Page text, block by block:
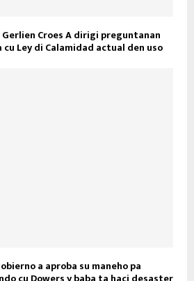
Croes A dirigi preguntanan
Ley di Calamidad actual den uso
a aproba su maneho pa